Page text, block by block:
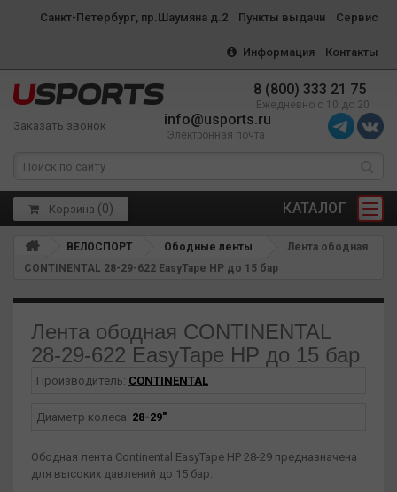
Санкт-Петербург, пр.Шаумяна д.2 Пункты выдачи Сервис
Информация Контакты
8 (800) 333 21 75
Ежедневно с 10 до 20
Заказать звонок info@usports.ru
Электронная почта
КАТАЛОГ
Корзина (0)
ВЕЛОСПОРТ Ободные ленты
Лента ободная
CONTINENTAL 28-29-622 EasyTape HP до 15 бар
Лента ободная CONTINENTAL
28-29-622 EasyTape HP до 15 бар
Производитель: CONTINENTAL
Диаметр колеса: 28-29"
Ободная лента Continental EasyTape HP 28-29 предназначена
для высоких давлений до 15 бар.